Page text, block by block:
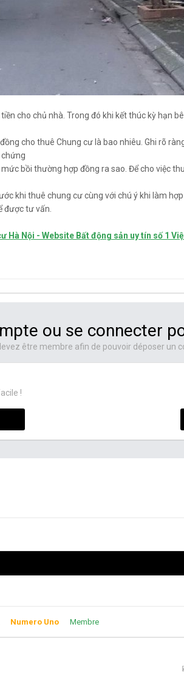
cho chủ nhà. Trong đó khi kết thúc kỳ hạn
cho thuê Chung cư là bao nhiêu. Ghi rõ
bồi thường hợp đồng ra sao. Để cho việc
khi thuê chung cư cùng với chú ý khi làm
được tư vấn.
Hà Nội - Website Bất động sản uy tín số 1
ou se connecter
être membre afin de pouvoir déposer un
!
Numero Uno Membre